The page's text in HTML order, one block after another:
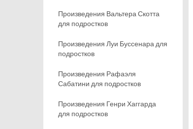
Произведения Вальтера Скотта
для подростков
Произведения Луи Буссенара для
подростков
Произведения Рафаэля
Сабатини для подростков
Произведения Генри Хаггарда
для подростков